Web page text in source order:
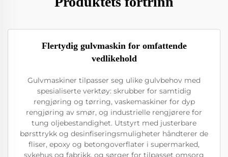
Flertydig gulvmaskin for omfattende
vedlikehold
Gulvmaskiner tilpasser seg ulike gulvbehov med
spesialiserte verktøy: skrubber for samtidig
rengjøring og tørring, vaskemaskiner for dyp
rengjøring av smør, og industrielle rengjørere for
tung oljebestandighet. Utstyrt med justerbare
børsttrykk og desinfiseringsmuligheter håndterer de
fliser, epoxy og betongoverflater i supermarked,
sykehus og fabrikk, og sørger for tilpasset omsorg